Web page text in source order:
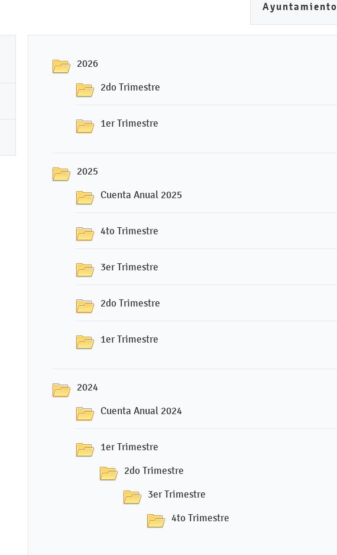
Ayuntamiento
2026
2do Trimestre
1er Trimestre
2025
Cuenta Anual 2025
4to Trimestre
3er Trimestre
2do Trimestre
1er Trimestre
2024
Cuenta Anual 2024
1er Trimestre
2do Trimestre
3er Trimestre
4to Trimestre